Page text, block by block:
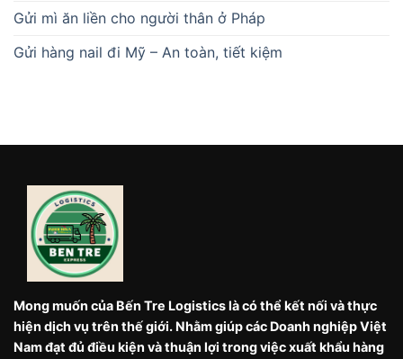
Gửi mì ăn liền cho người thân ở Pháp
Gửi hàng nail đi Mỹ – An toàn, tiết kiệm
Mong muốn của Bến Tre Logistics là có thể kết nối và thực
hiện dịch vụ trên thế giới. Nhằm giúp các Doanh nghiệp Việt
Nam đạt đủ điều kiện và thuận lợi trong việc xuất khẩu hàng